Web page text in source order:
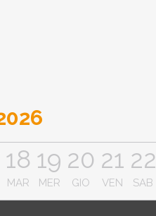
18
MAR
19
MER
20
GIO
21
VEN
22
SAB